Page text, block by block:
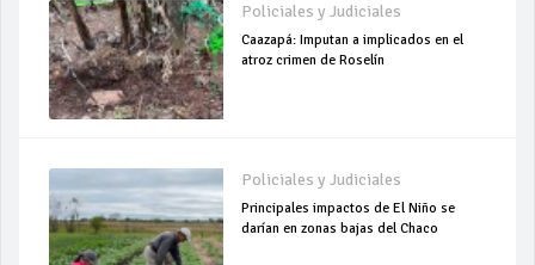
Policiales y Judiciales
Caazapá: Imputan a implicados en el
atroz crimen de Roselín
Policiales y Judiciales
Principales impactos de El Niño se
darían en zonas bajas del Chaco